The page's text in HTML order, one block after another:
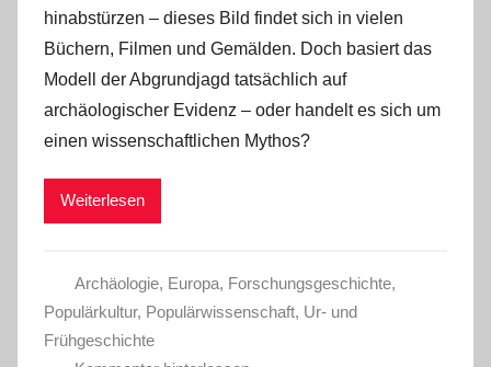
hinabstürzen – dieses Bild findet sich in vielen
Büchern, Filmen und Gemälden. Doch basiert das
Modell der Abgrundjagd tatsächlich auf
archäologischer Evidenz ‒ oder handelt es sich um
einen wissenschaftlichen Mythos?
Weiterlesen
Archäologie, Europa, Forschungsgeschichte,
Populärkultur, Populärwissenschaft, Ur- und
Frühgeschichte